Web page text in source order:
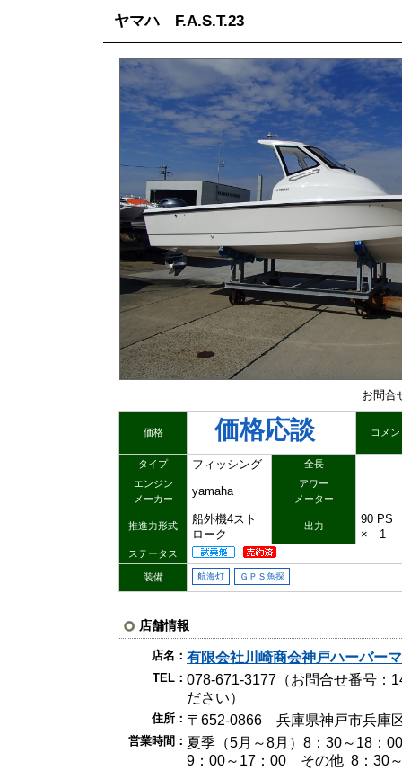
ヤマハ F.A.S.T.23
お問
価格 価格応談 コメン
タイプ フィッシング
全長
エンジン
メーカー
yamaha
アワー
メーター
推進力形式
船外機4スト
ローク
出力
90
× 1
ステータス
装備 航海灯 ＧＰＳ魚探
店舗情報
店名：有限会社川崎商会神戸ハーバー
TEL：078-671-3177（お問合せ番号：
ださい）
住所： 〒652-0866 兵庫県神戸市兵庫
営業時間： 夏季（5月～8月）8：30～18
9：00～17：00 その他 8：